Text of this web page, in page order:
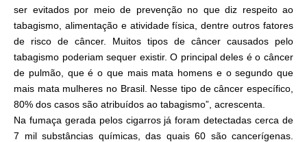
ser evitados por meio de prevenção no que diz respeito ao
tabagismo, alimentação e atividade física, dentre outros fatores
de risco de câncer. Muitos tipos de câncer causados pelo
tabagismo poderiam sequer existir. O principal deles é o câncer
de pulmão, que é o que mais mata homens e o segundo que
mais mata mulheres no Brasil. Nesse tipo de câncer específico,
80% dos casos são atribuídos ao tabagismo”, acrescenta.
Na fumaça gerada pelos cigarros já foram detectadas cerca de
7 mil substâncias químicas, das quais 60 são cancerígenas.